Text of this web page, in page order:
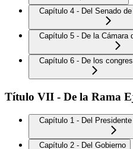
Capítulo 4 - Del Senado
Capítulo 5 - De la Cámara
Capítulo 6 - De los
Título VII - De la Rama
Capítulo 1 - Del
Capítulo 2 - Del Gobierno